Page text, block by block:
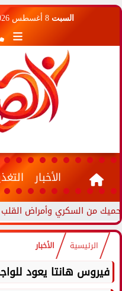
السبت 8 أغسطس 2026
الأخبار
الرئيسية الأخبار
فيروس هانتا يعود